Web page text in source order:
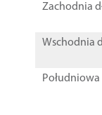
Zachodnia
Wschodnia